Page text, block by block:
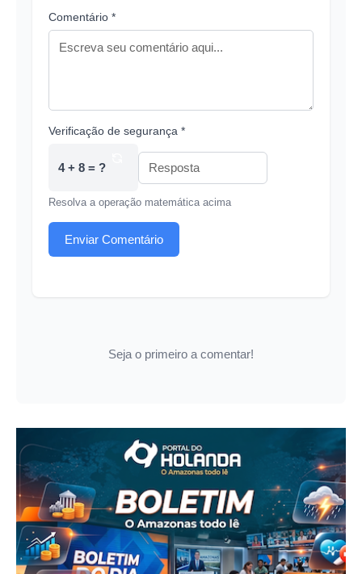
Comentário *
Verificação de segurança *
4 + 8 = ?
Resolva a operação matemática acima
Enviar Comentário
Seja o primeiro a comentar!